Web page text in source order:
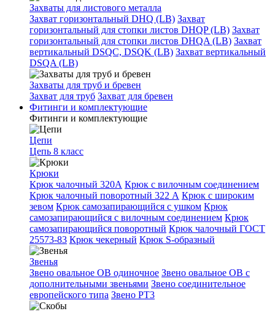
Захваты для листового металла
Захват горизонтальный DHQ (LB) Захват
горизонтальный для стопки листов DHQP (LB) Захват
горизонтальный для стопки листов DHQA (LB) Захват
вертикальный DSQC, DSQK (LB) Захват вертикальный
DSQA (LB)
Захваты для труб и бревен
Захват для труб Захват для бревен
Фитинги и комплектующие
Фитинги и комплектующие
Цепи
Цепь 8 класс
Крюки
Крюк чалочный 320А Крюк с вилочным соединением
Крюк чалочный поворотный 322 А Крюк с широким
зевом Крюк самозапирающийся с ушком Крюк
самозапирающийся с вилочным соединением Крюк
самозапирающийся поворотный Крюк чалочный ГОСТ
25573-83 Крюк чекерный Крюк S-образный
Звенья
Звено овальное OB одиночное Звено овальное ОВ с
дополнительными звеньями Звено соединительное
европейского типа Звено РТ3